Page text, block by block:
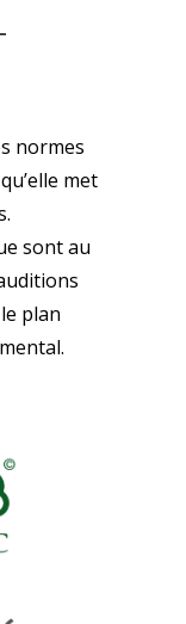
normes
met
sont au
plan